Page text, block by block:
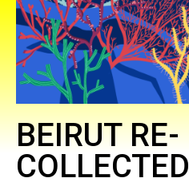
BEIRUT RE-
COLLECTED